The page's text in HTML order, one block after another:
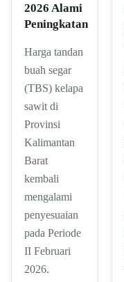
2026 Alami
Peningkatan
Harga tandan
buah segar
(TBS) kelapa
sawit di
Provinsi
Kalimantan
Barat
kembali
mengalami
penyesuaian
pada Periode
II Februari
2026.